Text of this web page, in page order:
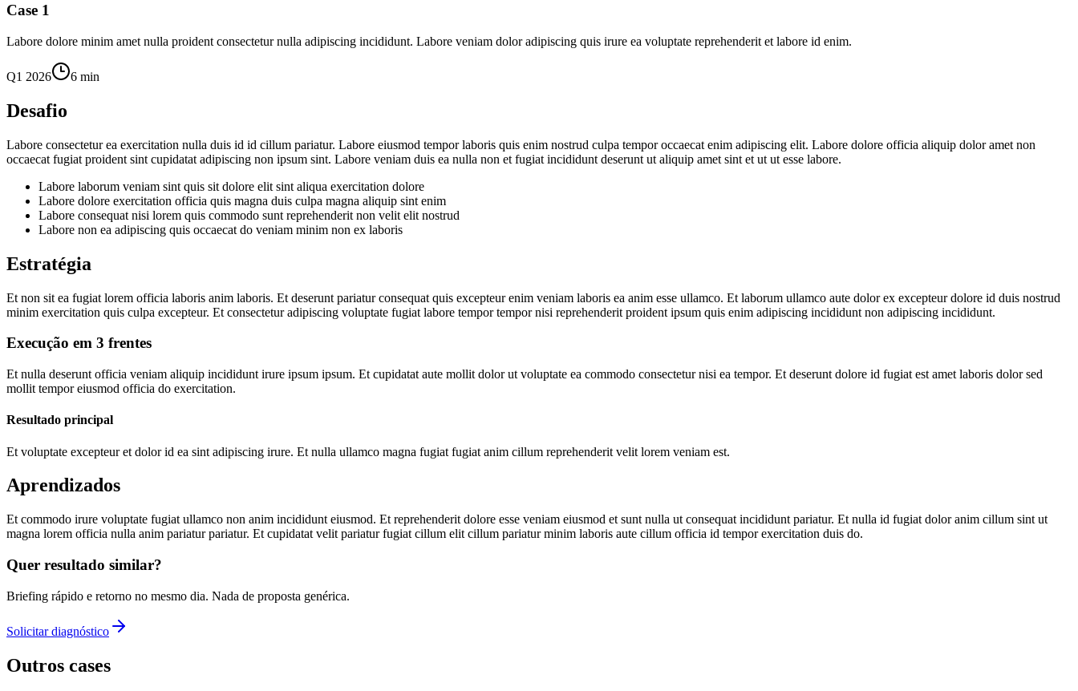
Case 1
Labore dolore minim amet nulla proident consectetur nulla adipiscing incididunt. Labore veniam dolor adipiscing quis irure ea voluptate reprehenderit et labore id enim.
Q1 2026 6 min
Desafio
Labore consectetur ea exercitation nulla duis id id cillum pariatur. Labore eiusmod tempor laboris quis enim nostrud culpa tempor occaecat enim adipiscing elit. Labore dolore officia aliquip dolor amet non
occaecat fugiat proident sint cupidatat adipiscing non ipsum sint. Labore veniam duis ea nulla non et fugiat incididunt deserunt ut aliquip amet sint et ut ut esse labore.
Labore laborum veniam sint quis sit dolore elit sint aliqua exercitation dolore
Labore dolore exercitation officia quis magna duis culpa magna aliquip sint enim
Labore consequat nisi lorem quis commodo sunt reprehenderit non velit elit nostrud
Labore non ea adipiscing quis occaecat do veniam minim non ex laboris
Estratégia
Et non sit ea fugiat lorem officia laboris anim laboris. Et deserunt pariatur consequat quis excepteur enim veniam laboris ea anim esse ullamco. Et laborum ullamco aute dolor ex excepteur dolore id duis nostrud
minim exercitation quis culpa excepteur. Et consectetur adipiscing voluptate fugiat labore tempor tempor nisi reprehenderit proident ipsum quis enim adipiscing incididunt non adipiscing incididunt.
Execução em 3 frentes
Et nulla deserunt officia veniam aliquip incididunt irure ipsum ipsum. Et cupidatat aute mollit dolor ut voluptate ea commodo consectetur nisi ea tempor. Et deserunt dolore id fugiat est amet laboris dolor sed
mollit tempor eiusmod officia do exercitation.
Resultado principal
Et voluptate excepteur et dolor id ea sint adipiscing irure. Et nulla ullamco magna fugiat fugiat anim cillum reprehenderit velit lorem veniam est.
Aprendizados
Et commodo irure voluptate fugiat ullamco non anim incididunt eiusmod. Et reprehenderit dolore esse veniam eiusmod et sunt nulla ut consequat incididunt pariatur. Et nulla id fugiat dolor anim cillum sint ut
magna lorem officia nulla anim pariatur pariatur. Et cupidatat velit pariatur fugiat cillum elit cillum pariatur minim laboris aute cillum officia id tempor exercitation duis do.
Quer resultado similar?
Briefing rápido e retorno no mesmo dia. Nada de proposta genérica.
Solicitar diagnóstico
Outros cases